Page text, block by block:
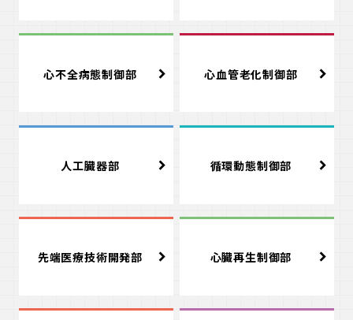
心不全病態制御部 心血管老化制御部
人工臓器部 循環動態制御部
先端医療技術開発部 心臓再生制御部